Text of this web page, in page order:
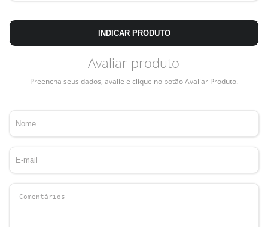
INDICAR PRODUTO
Avaliar produto
Preencha seus dados, avalie e clique no botão Avaliar Produto.